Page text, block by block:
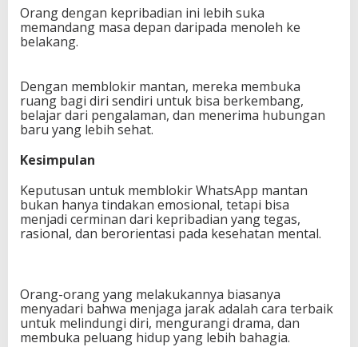
Orang dengan kepribadian ini lebih suka
memandang masa depan daripada menoleh ke
belakang.
Dengan memblokir mantan, mereka membuka
ruang bagi diri sendiri untuk bisa berkembang,
belajar dari pengalaman, dan menerima hubungan
baru yang lebih sehat.
Kesimpulan
Keputusan untuk memblokir WhatsApp mantan
bukan hanya tindakan emosional, tetapi bisa
menjadi cerminan dari kepribadian yang tegas,
rasional, dan berorientasi pada kesehatan mental.
Orang-orang yang melakukannya biasanya
menyadari bahwa menjaga jarak adalah cara terbaik
untuk melindungi diri, mengurangi drama, dan
membuka peluang hidup yang lebih bahagia.